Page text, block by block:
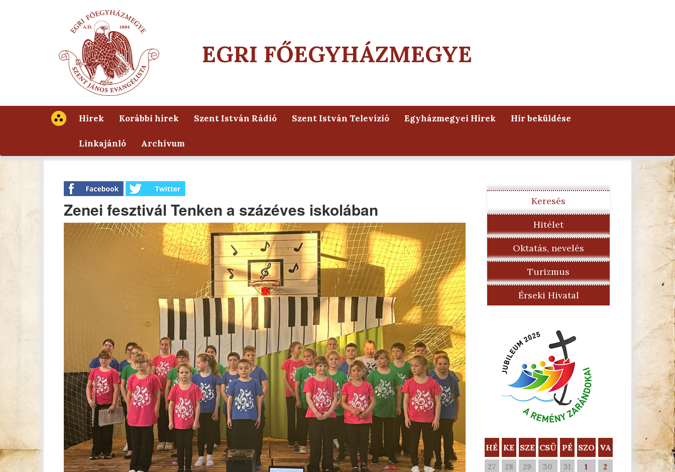
EGRI FŐEGYHÁZMEGYE
Hírek Korábbi hírek Szent István Rádió Szent István Televízió Egyházmegyei Hírek Hír beküldése
Linkajánló Archívum
Zenei fesztivál Tenken a százéves iskolában Keresés
Hitélet
Oktatás, nevelés
Turizmus
Érseki Hivatal
HÉ KE SZE CSÜ PÉ SZO VA
27 28 29 30 31 1
2